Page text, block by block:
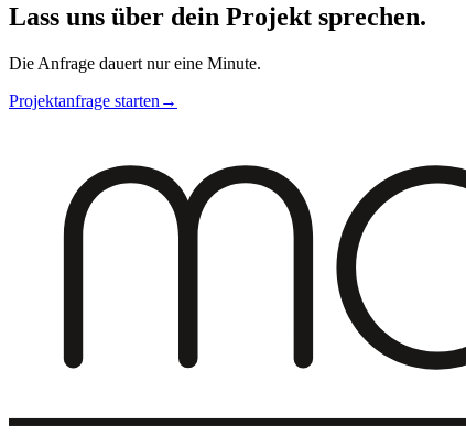
Lass uns über dein Projekt sprechen.
Die Anfrage dauert nur eine Minute.
Projektanfrage starten →